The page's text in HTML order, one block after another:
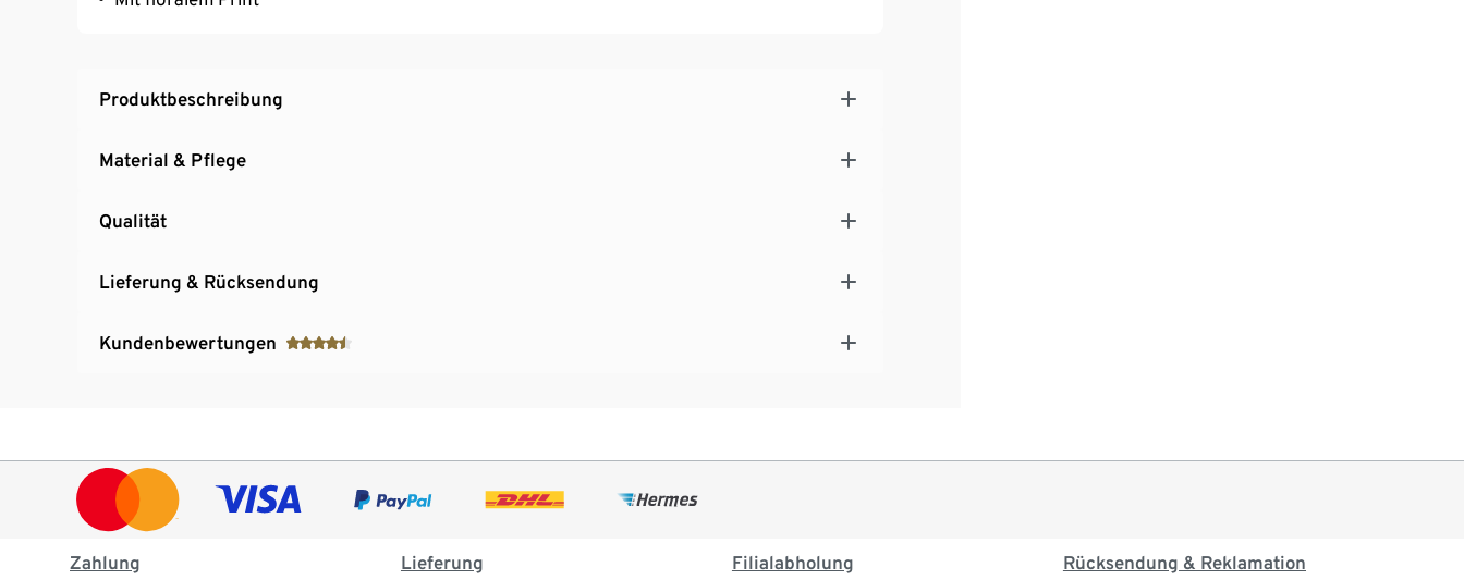
Produktbeschreibung
Material & Pflege
Qualität
Lieferung & Rücksendung
Kundenbewertungen
Zahlung Lieferung Filialabholung Rücksendung & Reklamation